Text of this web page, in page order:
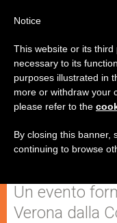
Quale
sessualità?
nella via
Un evento
Verona dalla
Notice
This website or its
necessary to its
purposes illustrated in
more or withdraw your
please refer to the
By closing this banner,
continuing to browse